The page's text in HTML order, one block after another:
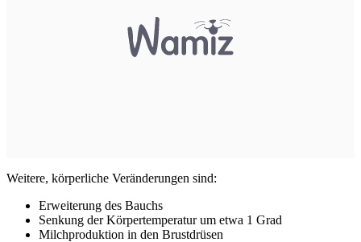
Weitere, körperliche Veränderungen sind:
Erweiterung des Bauchs
Senkung der Körpertemperatur um etwa 1 Grad
Milchproduktion in den Brustdrüsen